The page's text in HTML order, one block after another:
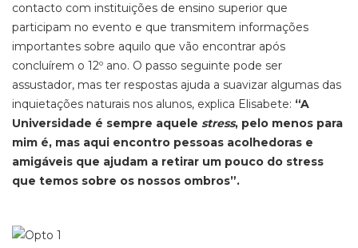
contacto com instituições de ensino superior que
participam no evento e que transmitem informações
importantes sobre aquilo que vão encontrar após
concluírem o 12º ano. O passo seguinte pode ser
assustador, mas ter respostas ajuda a suavizar algumas das
inquietações naturais nos alunos, explica Elisabete: “A
Universidade é sempre aquele stress, pelo menos para
mim é, mas aqui encontro pessoas acolhedoras e
amigáveis que ajudam a retirar um pouco do stress
que temos sobre os nossos ombros”.